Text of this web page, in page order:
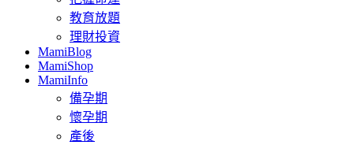
教育放題
理財投資
MamiBlog
MamiShop
MamiInfo
備孕期
懷孕期
產後